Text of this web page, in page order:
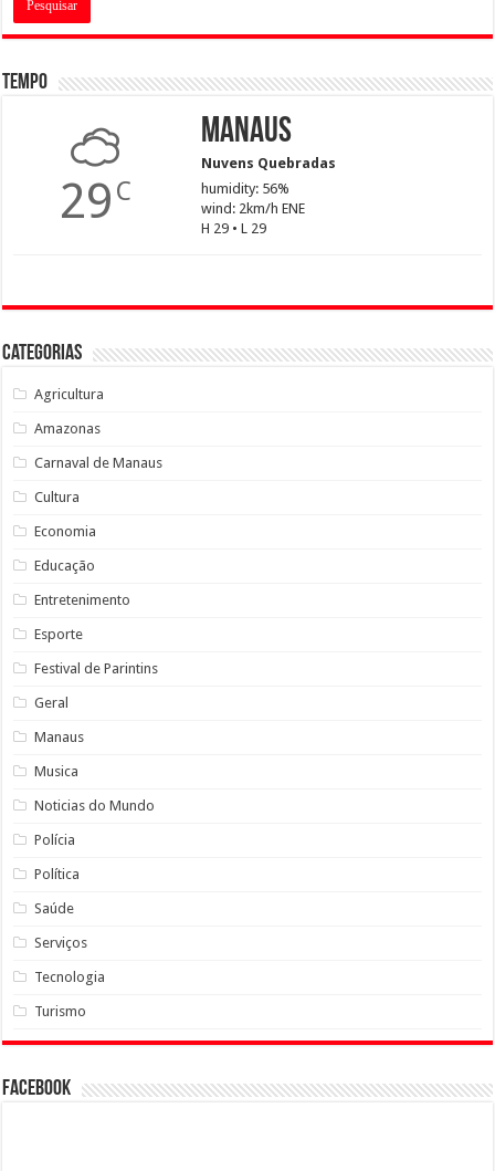
Tempo
29 C
Manaus
Nuvens Quebradas
humidity: 56%
wind: 2km/h ENE
H 29 • L 29
Categorias
Agricultura
Amazonas
Carnaval de Manaus
Cultura
Economia
Educação
Entretenimento
Esporte
Festival de Parintins
Geral
Manaus
Musica
Noticias do Mundo
Polícia
Política
Saúde
Serviços
Tecnologia
Turismo
Facebook